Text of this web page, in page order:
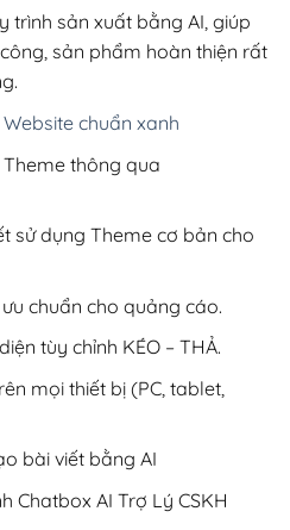
200,000₫.
trình sản xuất bằng AI, giúp
sản phẩm hoàn thiện rất
Website chuẩn xanh
thông qua
sử dụng Theme cơ bản cho
chuẩn cho quảng cáo.
tùy chỉnh KÉO – THẢ.
mọi thiết bị (PC, tablet,
bài viết bằng AI
Chatbox AI Trợ Lý CSKH